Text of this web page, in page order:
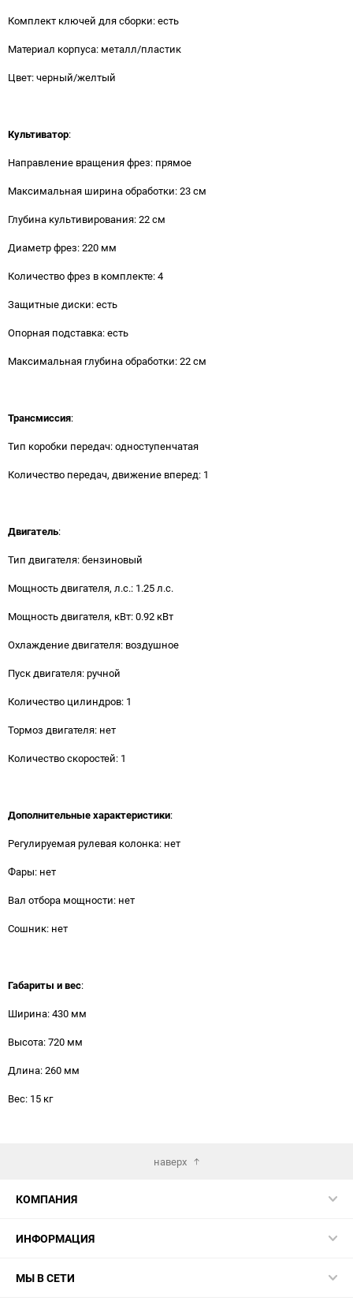
Комплект ключей для сборки: есть
Материал корпуса: металл/пластик
Цвет: черный/желтый
Культиватор:
Направление вращения фрез: прямое
Максимальная ширина обработки: 23 см
Глубина культивирования: 22 см
Диаметр фрез: 220 мм
Количество фрез в комплекте: 4
Защитные диски: есть
Опорная подставка: есть
Максимальная глубина обработки: 22 см
Трансмиссия:
Тип коробки передач: одноступенчатая
Количество передач, движение вперед: 1
Двигатель:
Тип двигателя: бензиновый
Мощность двигателя, л.с.: 1.25 л.с.
Мощность двигателя, кВт: 0.92 кВт
Охлаждение двигателя: воздушное
Пуск двигателя: ручной
Количество цилиндров: 1
Тормоз двигателя: нет
Количество скоростей: 1
Дополнительные характеристики:
Регулируемая рулевая колонка: нет
Фары: нет
Вал отбора мощности: нет
Сошник: нет
Габариты и вес:
Ширина: 430 мм
Высота: 720 мм
Длина: 260 мм
Вес: 15 кг
наверх
КОМПАНИЯ
ИНФОРМАЦИЯ
МЫ В СЕТИ